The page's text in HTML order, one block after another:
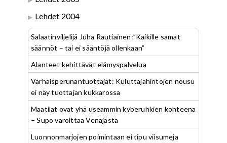
Lehdet 2004
Salaatinviljelijä Juha Rautiainen:”Kaikille samat
säännöt – tai ei sääntöjä ollenkaan”
Alanteet kehittävät elämyspalvelua
Varhaisperunantuottajat: Kuluttajahintojen nousu
ei näy tuottajan kukkarossa
Maatilat ovat yhä useammin kyberuhkien kohteena
– Supo varoittaa Venäjästä
Luonnonmarjojen poimintaan ei tipu viisumeja